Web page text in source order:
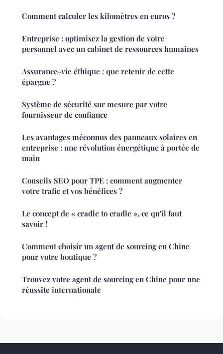
Comment calculer les kilomètres en euros ?
Entreprise : optimisez la gestion de votre
personnel avec un cabinet de ressources humaines
Assurance-vie éthique : que retenir de cette
épargne ?
Système de sécurité sur mesure par votre
fournisseur de confiance
Les avantages méconnus des panneaux solaires en
entreprise : une révolution énergétique à portée de
main
Conseils SEO pour TPE : comment augmenter
votre trafic et vos bénéfices ?
Le concept de « cradle to cradle », ce qu'il faut
savoir !
Comment choisir un agent de sourcing en Chine
pour votre boutique ?
Trouvez votre agent de sourcing en Chine pour une
réussite internationale